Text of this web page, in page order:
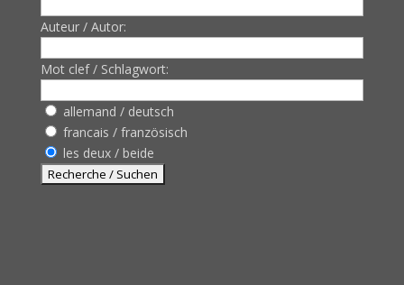
Auteur / Autor:
Mot clef / Schlagwort:
allemand / deutsch
francais / französisch
les deux / beide